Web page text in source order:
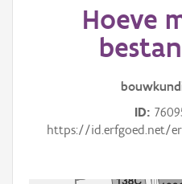
Aanduidingsobject
Hoeve
ID
https://id.erfgoed.net/